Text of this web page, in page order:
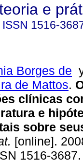
e
ISSN 1516-
Borges de
de Mattos.
clínicas
e
sobre
[online].
1516-3687.